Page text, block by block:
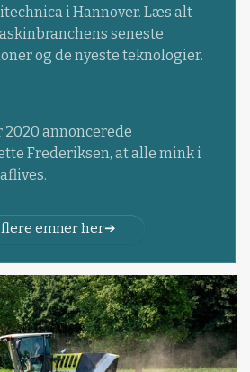
i Hannover. Læs alt
seneste
og de nyeste teknologier.
2020 annoncerede
Frederiksen, at alle mink i
flere emner her